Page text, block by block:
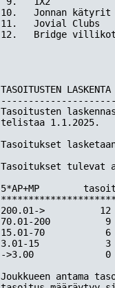
10.   Jonnan
11.   Jovial
12.   Bridge
TASOITUSTEN
Tasoitusten
telistaa 1.1.2025.
Tasoitukset
Tasoitukset tulevat
5*AP+MP
200.01->          12
70.01-200          9
15.01-70           6
3.01-15            3
->3.00             0
Joukkueen antama